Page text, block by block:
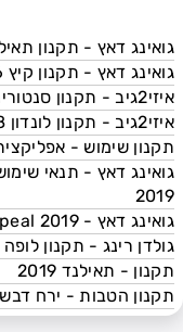
גולדן רינג - תקנון לופה 2019
תקנון - תאילנד 2019
תקנון הטבות - ירח דבש
תקנון הטבות- ירח דבש
תקנון איזי2גיב - הפועלים 2021
תעריפון איזי2גיב - הפועלים 2021
תקנון פעילות כלות מלוות - 20 יולי
בהגעה ליעדי הענקת
גואינג דאץ - תקנון הטבת
עד הבית 2023
גואינג דאץ - תקנון תאילנד
גואינג דאץ - תקנון קיץ 2026
איזי2גיב - תקנון סנטוריני 2019
איזי2גיב - תקנון לונדון 2018
תקנון שימוש -
גואינג דאץ - תנאי
2019
גואינג דאץ - Food Appeal 2019
גולדן רינג - תקנון לופה 2019
תקנון - תאילנד 2019
תקנון הטבות - ירח דבש
תקנון הטבות- ירח דבש